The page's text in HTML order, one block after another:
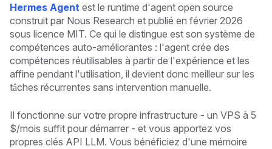
Hermes Agent est le runtime d'agent open source
construit par Nous Research et publié en février 2026
sous licence MIT. Ce qui le distingue est son système de
compétences auto-améliorantes : l'agent crée des
compétences réutilisables à partir de l'expérience et les
affine pendant l'utilisation, il devient donc meilleur sur les
tâches récurrentes sans intervention manuelle.
Il fonctionne sur votre propre infrastructure - un VPS à 5
$/mois suffit pour démarrer - et vous apportez vos
propres clés API LLM. Vous bénéficiez d'une mémoire